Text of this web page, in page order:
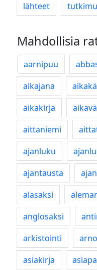
lähteet
Mahdollisia
aarnipuu
aikajana
aikakirja
aittaniemi
ajanluku
ajantausta
alasaksi
anglosaksi
arkistointi
asiakirja